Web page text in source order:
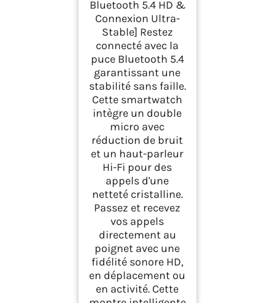
Bluetooth 5.4 HD &
Connexion Ultra-
Stable] Restez
connecté avec la
puce Bluetooth 5.4
garantissant une
stabilité sans faille.
Cette smartwatch
intègre un double
micro avec
réduction de bruit
et un haut-parleur
Hi-Fi pour des
appels d'une
netteté cristalline.
Passez et recevez
vos appels
directement au
poignet avec une
fidélité sonore HD,
en déplacement ou
en activité. Cette